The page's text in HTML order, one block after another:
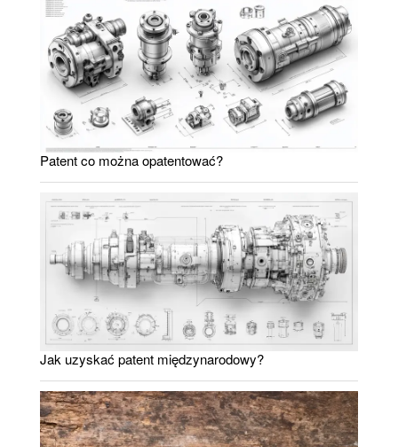
Patent co można opatentować?
Jak uzyskać patent międzynarodowy?